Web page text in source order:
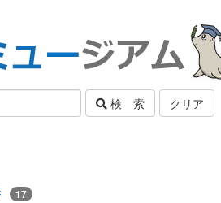
検 索 クリア
17